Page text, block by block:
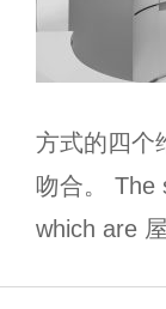
方式的四个
吻合。 The
which are